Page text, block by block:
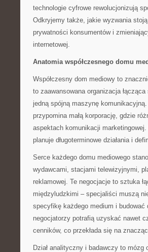
technologie cyfrowe rewolucjonizują
Odkryjemy także, jakie wyzwania
prywatności konsumentów i
internetowej.
Anatomia współczesnego domu
Współczesny dom mediowy to
to zaawansowana organizacja
jedną spójną maszynę
przypomina małą korporację, gdzie
aspektach komunikacji
planuje długoterminowe działania i
Serce każdego domu mediowego
wydawcami, stacjami telewizyjnymi,
reklamowej. Te negocjacje to sztuka
międzyludzkimi – specjaliści muszą
specyfikę każdego medium i budować
negocjatorzy potrafią uzyskać nawet
cenników, co przekłada się na
Dział analityczny i badawczy to